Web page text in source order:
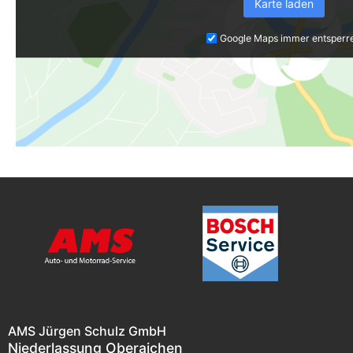
Karte laden
Google Maps immer
AMS Jürgen Schulz GmbH
Niederlassung Oberaichen